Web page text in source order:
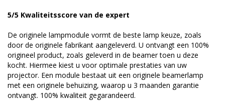
5/5 Kwaliteitsscore van de expert
De originele lampmodule vormt de beste lamp keuze, zoals
door de originele fabrikant aangeleverd. U ontvangt een 100%
origineel product, zoals geleverd in de beamer toen u deze
kocht. Hiermee kiest u voor optimale prestaties van uw
projector. Een module bestaat uit een originele beamerlamp
met een originele behuizing, waarop u 3 maanden garantie
ontvangt. 100% kwaliteit gegarandeerd.